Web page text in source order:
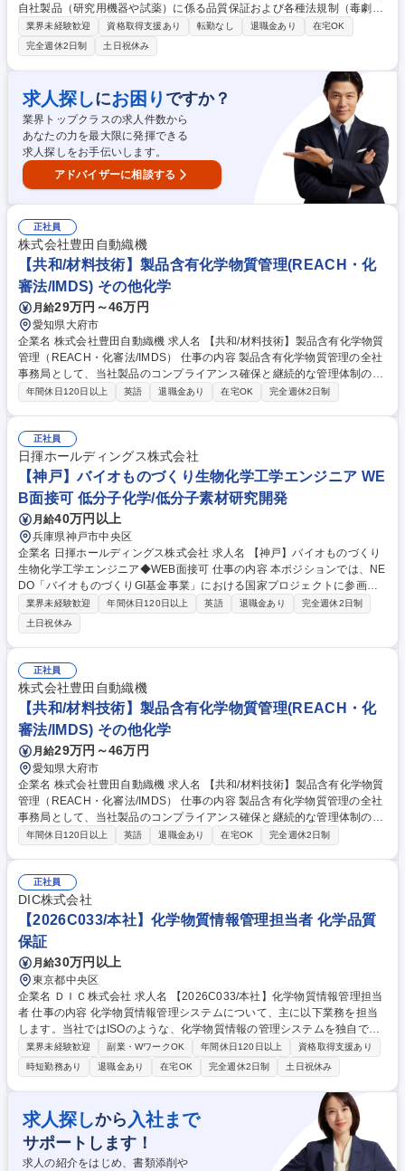
自社製品（研究用機器や試薬）に係る品質保証および各種法規制（毒劇
法、労働安全衛生法、電安法等）への適合性調査、行政対応、法定ラベ
ル・SDS作成、顧客からの問い合わせ対応業務などをお任せします ■国内
製品規制の調査、データベース管理・GHSラベル、SDSの作成及び改定■
顧客問い合わせ対応、証明書発行・プロセス改善、法規制適合のための事
業支援■毒物劇物取扱責任者としての製品管理、業許可の維持 ■教育訓練
資料の作成および社内教育の実施 ※機器・試薬とラインナップが幅広いた
め、意思決定が早くスピード感を持って業務を推進できる環境です。 募集
職種 【東京】品質保証スペシャリスト_製品安全・化学品管理※業界未経
験可/在宅可
業界未経験歓迎 資格取得支援あり 転勤なし 退職金あり
在宅OK
完全週休2日制
土日祝休み
求人探しにお困り ですか？
業界トップクラスの求人件数から
あなたの力を最大限に発揮できる
求人探しをお手伝いします。
アドバイザーに相談する
正社員
株式会社豊田自動織機
【共和/材料技術】製品含有化学物質管理(REACH・化
審法/IMDS) その他化学
月給29万円～46万円
愛知県大府市
企業名 株式会社豊田自動織機 求人名 【共和/材料技術】製品含有化学物質
管理（REACH・化審法/IMDS） 仕事の内容 製品含有化学物質管理の全社
事務局として、当社製品のコンプライアンス確保と継続的な管理体制の強
化をお任せします。 ・各国の法規制情報の収集と解釈 ・法規制に伴う設
学物質管理体制の構築支援 ・管理業務の電子システム化推進 募集職種
【共和/材料技術】製品含有化学物質管理（REACH・化審法/IMDS）
年間休日120日以上 英語 退職金あり 在宅OK 完全週休2日制
正社員
日揮ホールディングス株式会社
【神戸】バイオものづくり生物化学工学エンジニア WE
B面接可 低分子化学/低分子素材研究開発
月給40万円以上
兵庫県神戸市中央区
企業名 日揮ホールディングス株式会社 求人名 【神戸】バイオものづくり
生物化学工学エンジニア◆WEB面接可 仕事の内容 本ポジションでは、NE
DO「バイオものづくりGI基金事業」における国家プロジェクトに参画
し、水素・可燃性ガスを活用した最先端のバイオプロセス開発に携わって
いただきます。 【業務詳細】ベンチ・パイロット規模の試験設備構築から
培養試験、スケールアップ、分離・精製プロセスにおける要素技術開発、
生産プロセス開発まで、一連の開発工程を幅広く担当いただきます。 さら
に、データドリブンなスケールアップ手法の構築や培養シミュレーション
開発など、機械学習をはじめとするAI／IT技術を活用した先進的な取り組
みにも挑戦いただけます。 募集職種 【神戸】バイオものづくり生物化学
工学エンジニア◆WEB面接可
業界未経験歓迎 年間休日120日以上 英語 退職金あり
完全週休2日制
土日祝休み
正社員
株式会社豊田自動織機
【共和/材料技術】製品含有化学物質管理(REACH・化
審法/IMDS) その他化学
月給29万円～46万円
愛知県大府市
企業名 株式会社豊田自動織機 求人名 【共和/材料技術】製品含有化学物質
管理（REACH・化審法/IMDS） 仕事の内容 製品含有化学物質管理の全社
事務局として、当社製品のコンプライアンス確保と継続的な管理体制の強
化をご担当いただきます。 ・各国の法規制情報の収集と解釈 ・法規制に
含有化学物質管理体制の構築支援 ・管理業務の電子システム化推進 募集
職種 【共和/材料技術】製品含有化学物質管理（REACH・化審法/IMDS）
年間休日120日以上 英語 退職金あり 在宅OK 完全週休2日制
正社員
DIC株式会社
【2026C033/本社】化学物質情報管理担当者 化学品質
保証
月給30万円以上
東京都中央区
企業名 ＤＩＣ株式会社 求人名 【2026C033/本社】化学物質情報管理担当
者 仕事の内容 化学物質情報管理システムについて、主に以下業務を担当
します。当社ではISOのような、化学物質情報の管理システムを独自で作
り運用しています。化学物質管理に対する意識の高い環境でスキルを磨け
る点が魅力！ 【詳細】■化学物質関連法規制（各国法規・GHS等）に関す
る情報の正確性・妥当性確認業務■化学物質情報管理システム内の各種デ
ータに対する監査および管理基準に基づく確認業務■化学物質情報管理シ
ステムの運営管理全般 ※当社ではISOのような「品質マネジメントシステ
ム(QMS)」や「環境マネジメントシステム(EMS)」の化学物質情報版の化
学物質情報管理システムをDIC独自で作り運用しています。 募集職種 【2
026C033/本社】化学物質情報管理担当者
業界未経験歓迎 副業・WワークOK 年間休日120日以上
資格取得支援あり
時短勤務あり
退職金あり 在宅OK 完全週休2日制 土日祝休み
求人探しから 入社まで
サポートします！
求人の紹介をはじめ、書類添削や